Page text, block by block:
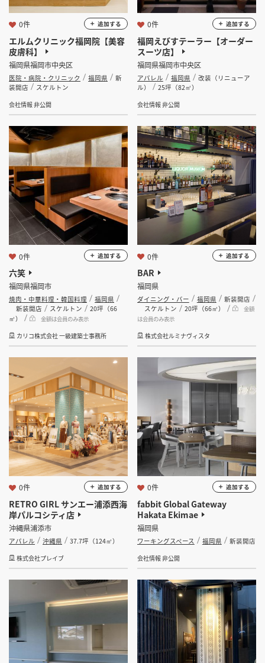
検索する
エルムクリニック福岡院【美容
皮膚科】
福岡県福岡市中央区
医院・病院・クリニック 福岡県
新
装開店
スケルトン
会社情報 非公開
0件 追加する
福岡えびすテーラー【オーダー
スーツ店】
福岡県福岡市中央区
アパレル 福岡県
改装（リニューア
ル）
25坪（82㎡）
会社情報 非公開
0件 追加する
六笑
福岡県福岡市
焼肉・中華料理・韓国料理
福岡県
新装開店
スケルトン
20坪（66
㎡）
金額は会員のみ表示
カリコ株式会社 一級建築士事務所
0件 追加する
BAR
福岡県
ダイニング・バー 福岡県
新装開店
スケルトン
20坪（66㎡）
金額
は会員のみ表示
株式会社ルミナヴィスタ
0件 追加する
RETRO GIRL サンエー浦添西海
岸パルコシティ店
沖縄県浦添市
アパレル 沖縄県
37.7坪（124㎡）
株式会社プレイブ
0件 追加する
​​fabbit Global Gateway
Hakata Ekimae
福岡県
ワーキングスペース 福岡県
新装開店
会社情報 非公開
0件 追加する